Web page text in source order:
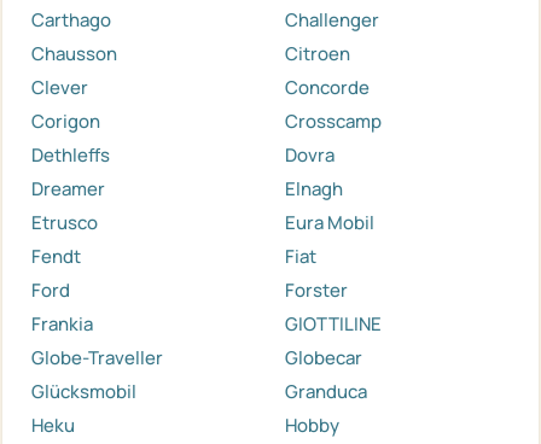
Carthago
Challenger
Chausson
Citroen
Clever
Concorde
Corigon
Crosscamp
Dethleffs
Dovra
Dreamer
Elnagh
Etrusco
Eura Mobil
Fendt
Fiat
Ford
Forster
Frankia
GIOTTILINE
Globe-Traveller
Globecar
Glücksmobil
Granduca
Heku
Hobby